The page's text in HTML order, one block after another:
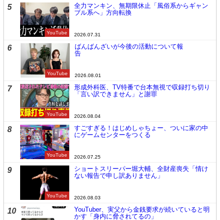
5
YouTube
全力マンキン、無期限休止「風俗系からギャン
ブル系へ」方向転換
2026.07.31
6
YouTube
ばんばんざいが今後の活動について報
告
2026.08.01
7
YouTube
形成外科医、TV特番で台本無視で収録打ち切り
「言い訳できません」と謝罪
2026.08.04
8
YouTube
すごすぎる！はじめしゃちょー、ついに家の中
にゲームセンターをつくる
2026.07.25
9
YouTube
ショートスリーパー堀大輔、全財産喪失「情け
ない報告で申し訳ありません」
2026.08.03
10
YouTuber、実父から金銭要求が続いていると明
かす「身内に脅されてるの」